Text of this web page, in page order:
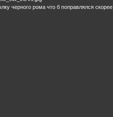
черного рома что б поправлялся скорее